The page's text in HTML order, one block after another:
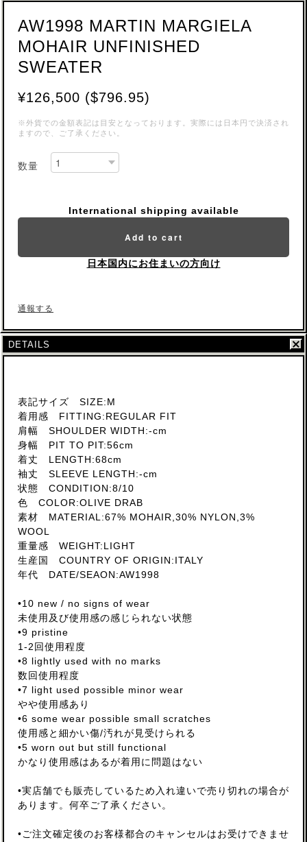
AW1998 MARTIN MARGIELA
MOHAIR UNFINISHED
SWEATER
¥126,500 ($796.95)
※外貨での金額表記は目安となっております。実際には日本円で決済され
ますので、ご了承ください。
数量
International shipping available
Add to cart
日本国内にお住まいの方向け
通報する
DETAILS
表記サイズ SIZE:M
着用感 FITTING:REGULAR FIT
肩幅 SHOULDER WIDTH:-cm
身幅 PIT TO PIT:56cm
着丈 LENGTH:68cm
袖丈 SLEEVE LENGTH:-cm
状態 CONDITION:8/10
色 COLOR:OLIVE DRAB
素材 MATERIAL:67% MOHAIR,30% NYLON,3%
WOOL
重量感 WEIGHT:LIGHT
生産国 COUNTRY OF ORIGIN:ITALY
年代 DATE/SEAON:AW1998
•10 new / no signs of wear
未使用及び使用感の感じられない状態
•9 pristine
1-2回使用程度
•8 lightly used with no marks
数回使用程度
•7 light used possible minor wear
やや使用感あり
•6 some wear possible small scratches
使用感と細かい傷/汚れが見受けられる
•5 worn out but still functional
かなり使用感はあるが着用に問題はない
•実店舗でも販売しているため入れ違いで売り切れの場合が
あります。何卒ご了承ください。
•ご注文確定後のお客様都合のキャンセルはお受けできませ